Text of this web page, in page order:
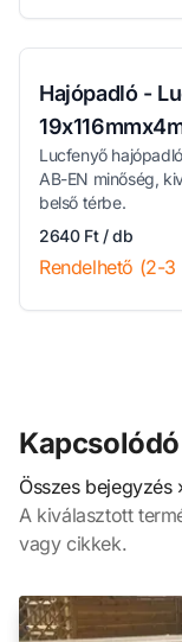
Hajópadló -
Lucfenyő
AB-EN minőség,
belső térbe.
2640 Ft / db
Rendelhető (2-3
Összes bejegyzés
A kiválasztott
vagy cikkek.